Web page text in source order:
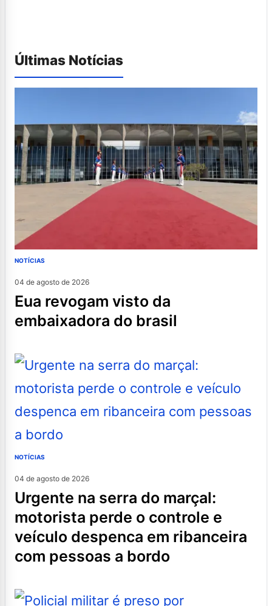
Últimas Notícias
NOTÍCIAS
04 de agosto de 2026
eua revogam visto da
embaixadora do brasil
NOTÍCIAS
04 de agosto de 2026
urgente na serra do marçal:
motorista perde o controle e
veículo despenca em ribanceira
com pessoas a bordo